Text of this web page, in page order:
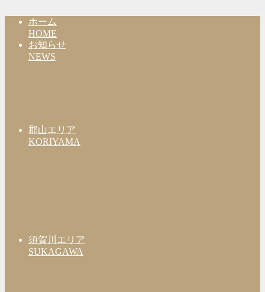
ホーム
HOME
お知らせ
NEWS
郡山エリア
KORIYAMA
須賀川エリア
SUKAGAWA